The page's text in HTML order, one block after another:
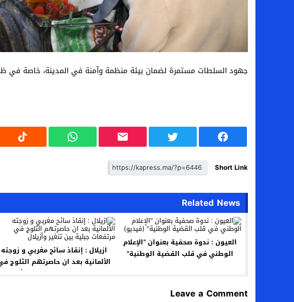
جهود السلطات مستمرة لضمان بيئة منظمة وآمنة في المدينة، خاصة في
Short Link
Related News
العيون : ندوة صحفية بعنوان “الإعلام
الوطني في قلب القضية الوطنية”
ازيلال : إنقاذ سائح مغربي و زوجته
الألمانية بعد ان
مرتفعات جبلية بين تنغير وأزيلال
Leave a Comment